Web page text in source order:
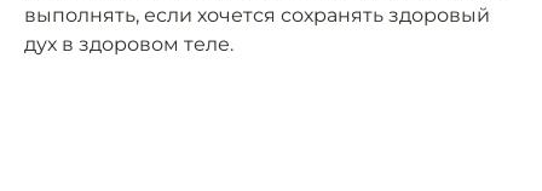
выполнять, если хочется сохранять здоровый
дух в здоровом теле.